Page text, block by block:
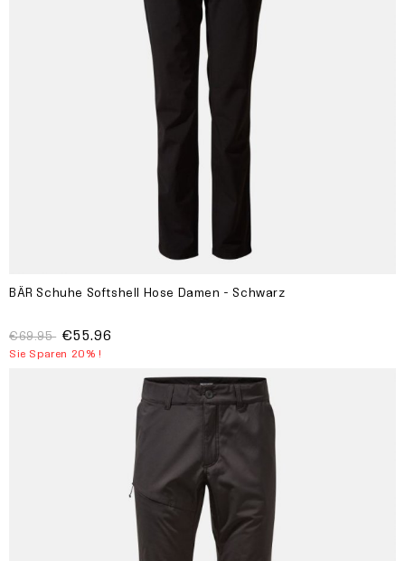
BÄR Schuhe Softshell Hose Damen - Schwarz
€69.95 €55.96
Sie Sparen 20% !